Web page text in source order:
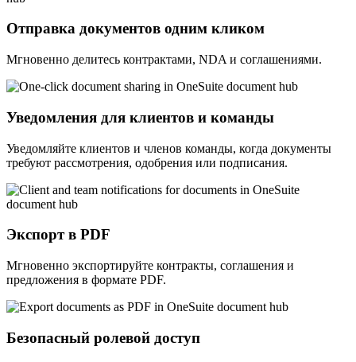
Отправка документов одним кликом
Мгновенно делитесь контрактами, NDA и соглашениями.
Уведомления для клиентов и команды
Уведомляйте клиентов и членов команды, когда документы
требуют рассмотрения, одобрения или подписания.
Экспорт в PDF
Мгновенно экспортируйте контракты, соглашения и
предложения в формате PDF.
Безопасный ролевой доступ